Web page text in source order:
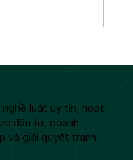
luật uy tín, hoạt
đầu tư, doanh
và giải quyết tranh